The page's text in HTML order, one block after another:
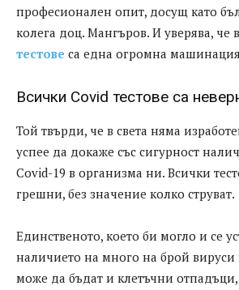
професионален опит, досущ като
колега доц. Мангъров. И уверява, че
тестове са една огромна
Всички Covid тестове са
Той твърди, че в света няма
успее да докаже със сигурност
Covid-19 в организма ни. Всички
грешни, без значение колко струват.
Единственото, което би могло и се
наличието на много на брой вируси
може да бъдат и клетъчни